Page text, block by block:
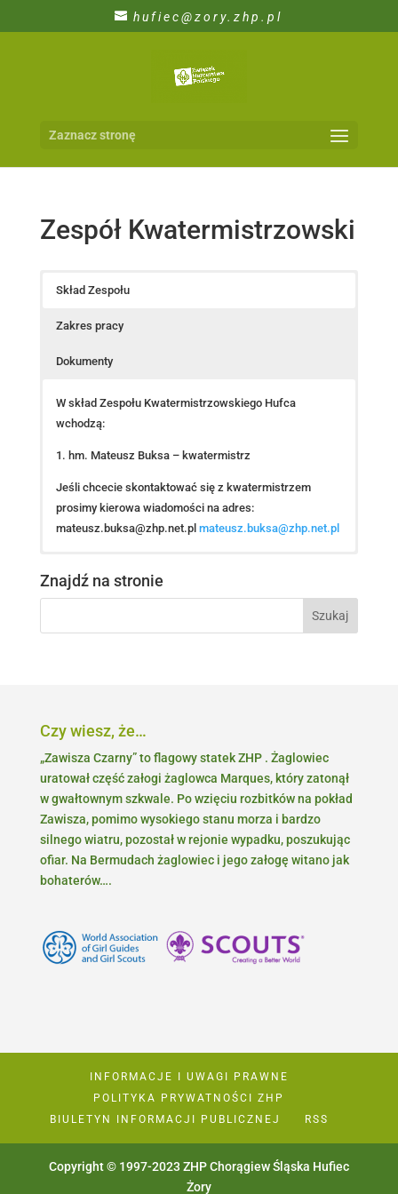
hufiec@zory.zhp.pl
Zaznacz stronę
Zespół Kwatermistrzowski
Skład Zespołu
Zakres pracy
Dokumenty
W skład Zespołu Kwatermistrzowskiego Hufca
wchodzą:
1. hm. Mateusz Buksa – kwatermistrz
Jeśli chcecie skontaktować się z kwatermistrzem
prosimy kierowa wiadomości na adres:
mateusz.buksa@zhp.net.pl mateusz.buksa@zhp.net.pl
ze sprzętu hufca:
Znajdź na stronie
Czy wiesz, że…
„Zawisza Czarny” to flagowy statek ZHP . Żaglowiec
uratował część załogi żaglowca Marques, który zatonął
w gwałtownym szkwale. Po wzięciu rozbitków na pokład
Zawisza, pomimo wysokiego stanu morza i bardzo
silnego wiatru, pozostał w rejonie wypadku, poszukując
ofiar. Na Bermudach żaglowiec i jego załogę witano jak
bohaterów….
INFORMACJE I UWAGI PRAWNE
POLITYKA PRYWATNOŚCI ZHP
BIULETYN INFORMACJI PUBLICZNEJ
RSS
Copyright © 1997-2023 ZHP Chorągiew Śląska Hufiec
Żory